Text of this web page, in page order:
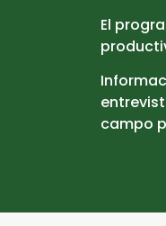
El
campo